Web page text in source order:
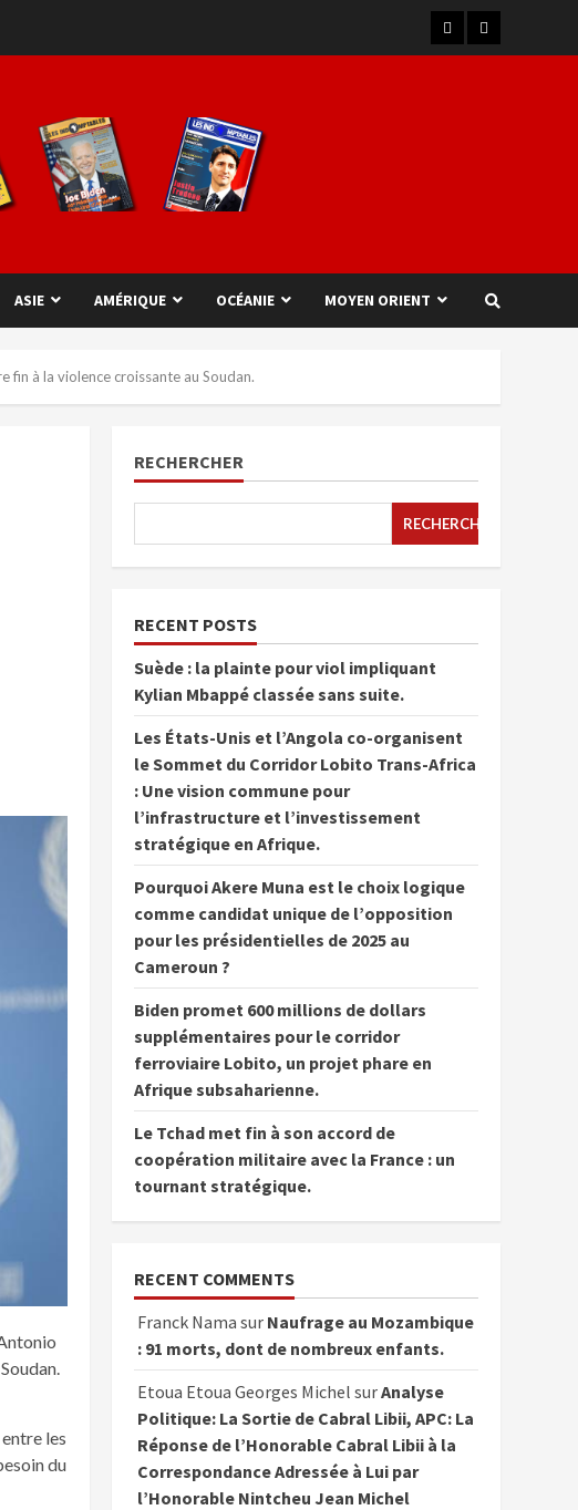
ASIE AMÉRIQUE OCÉANIE MOYEN ORIENT
fin à la violence croissante au Soudan.
les
du
RECHERCHER
RECHERCHER
RECENT POSTS
Suède : la plainte pour viol impliquant
Kylian Mbappé classée sans suite.
Les États-Unis et l’Angola co-organisent
le Sommet du Corridor Lobito Trans-Africa
: Une vision commune pour
l’infrastructure et l’investissement
stratégique en Afrique.
Pourquoi Akere Muna est le choix logique
comme candidat unique de l’opposition
pour les présidentielles de 2025 au
Cameroun ?
Biden promet 600 millions de dollars
supplémentaires pour le corridor
ferroviaire Lobito, un projet phare en
Afrique subsaharienne.
Le Tchad met fin à son accord de
coopération militaire avec la France : un
tournant stratégique.
RECENT COMMENTS
Franck Nama sur Naufrage au Mozambique
: 91 morts, dont de nombreux enfants.
Etoua Etoua Georges Michel surAnalyse
Politique: La Sortie de Cabral Libii, APC: La
Réponse de l’Honorable Cabral Libii à la
Correspondance Adressée à Lui par
l’Honorable Nintcheu Jean Michel